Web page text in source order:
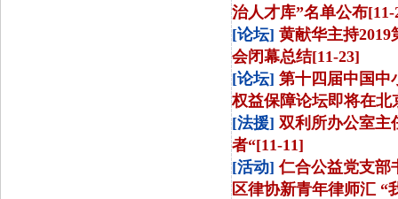
治人才库”名单公布[11-
[论坛] 黄献华主持
会闭幕总结[11-23]
[论坛] 第十四届中国中
权益保障论坛即将在北
[法援] 双利所办公室主
者“[11-11]
[活动] 仁合公益党支部
区律协新青年律师汇 “